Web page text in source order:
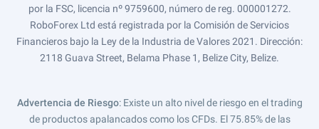
por la FSC, licencia nº 9759600, número de reg. 000001272.
RoboForex Ltd está registrada por la Comisión de Servicios
Financieros bajo la Ley de la Industria de Valores 2021. Dirección:
2118 Guava Street, Belama Phase 1, Belize City, Belize.
Advertencia de Riesgo: Existe un alto nivel de riesgo en el trading
de productos apalancados como los CFDs. El 75.85% de las